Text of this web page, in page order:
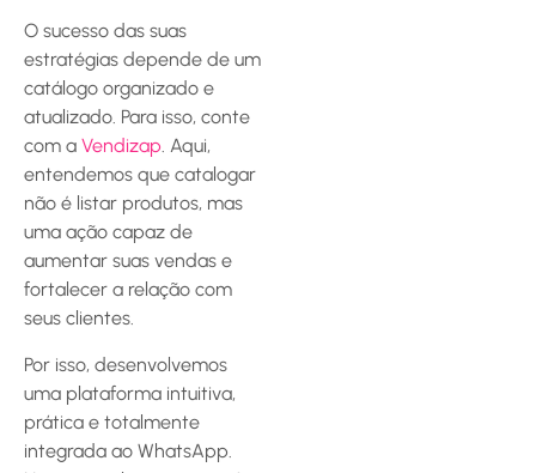
O sucesso das suas
estratégias depende de um
catálogo organizado e
atualizado. Para isso, conte
com a Vendizap. Aqui,
entendemos que catalogar
não é listar produtos, mas
uma ação capaz de
aumentar suas vendas e
fortalecer a relação com
seus clientes.
Por isso, desenvolvemos
uma plataforma intuitiva,
prática e totalmente
integrada ao WhatsApp.